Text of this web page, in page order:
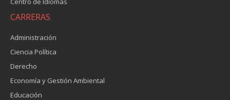
CARRERAS
Administración
Ciencia Política
Derecho
Economía y Gestión Ambiental
Educación